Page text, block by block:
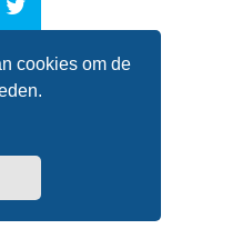
cookies om de